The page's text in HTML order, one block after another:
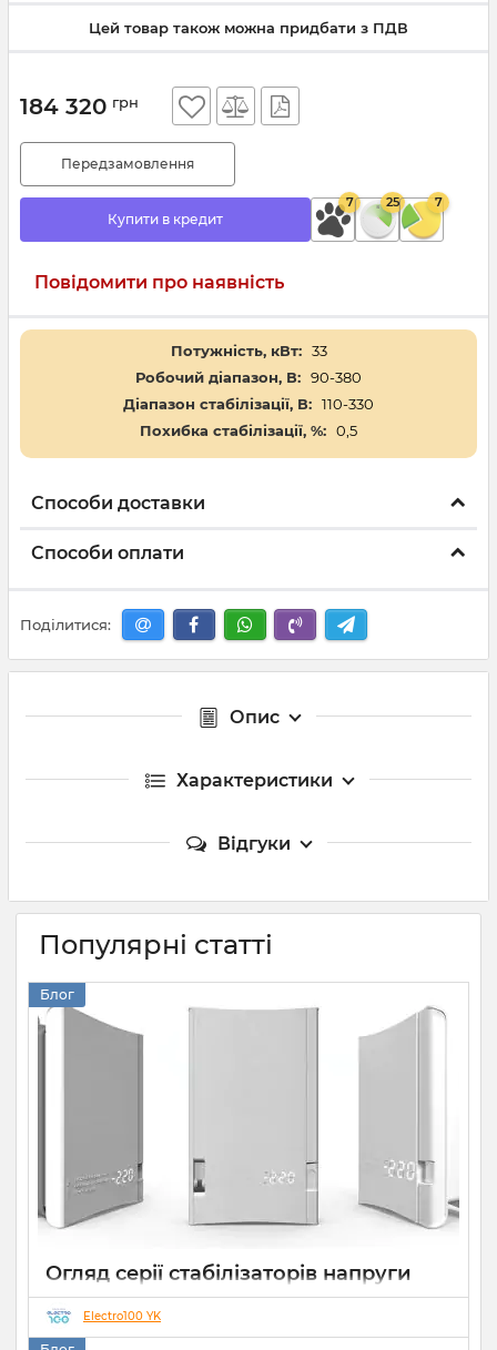
Цей товар також можна придбати з ПДВ
184 320 грн
Передзамовлення
Купити в кредит
7 25 7
Повідомити про наявність
Потужність, кВт: 33
Робочий діапазон, В: 90-380
Діапазон стабілізації, В: 110-330
Похибка стабілізації, %: 0,5
Способи доставки
Способи оплати
Поділитися:
Опис
Характеристики
Відгуки
Популярні статті
Блог
Огляд серії стабілізаторів напруги
Елекс АНТС: більше ніж просто
захистElectro100 YK